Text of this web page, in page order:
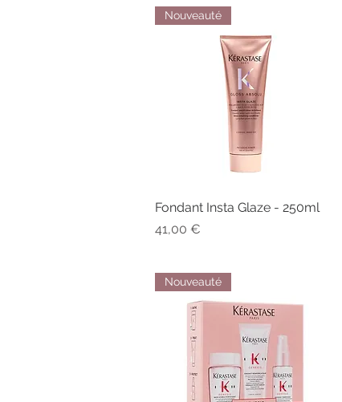
Aperçu rapide
Nouveauté
Fondant Insta Glaze - 250ml
Prix
41,00 €
Nouveauté